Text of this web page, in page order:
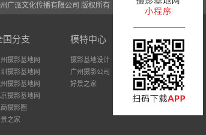
广派文化传播有限公司 版权所有
国分支
摄影基地网
摄影基地网
摄影基地网
摄影基地网
摄影圈
之家
模特中心
摄影基地设计
广州摄影公司
好景之家